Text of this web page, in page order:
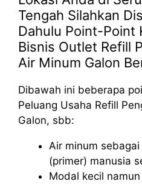
Tengah Silahkan
Dahulu Point-Point
Bisnis Outlet Refill
Air Minum Galon
Dibawah ini beberapa
Peluang Usaha Refill
Galon, sbb:
Air minum
(primer) manusia
Modal kecil